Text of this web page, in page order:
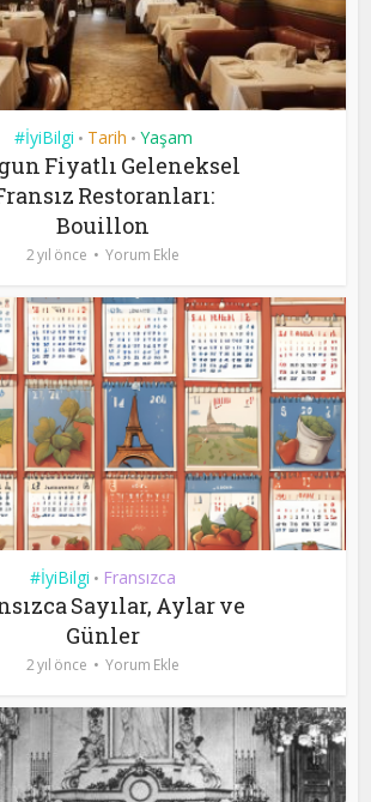
#İyiBilgi • Tarih • Yaşam
Fiyatlı Geleneksel
Restoranları:
Bouillon
2 yıl önce Yorum Ekle
#İyiBilgi • Fransızca
Sayılar, Aylar ve
Günler
2 yıl önce Yorum Ekle